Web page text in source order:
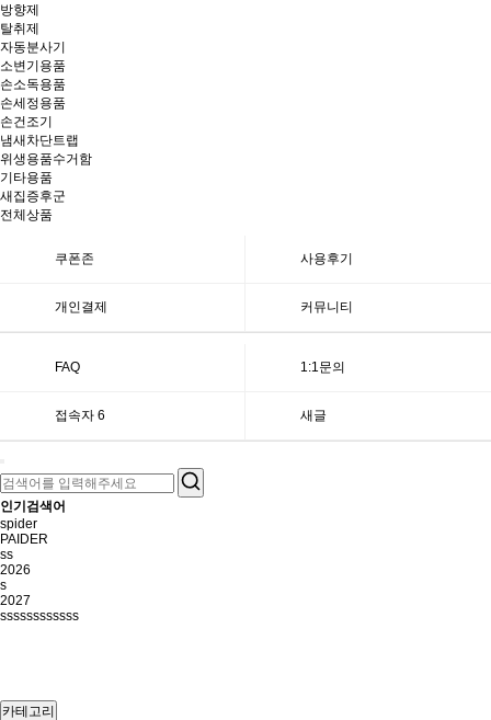
방향제
탈취제
자동분사기
소변기용품
손소독용품
손세정용품
손건조기
냄새차단트랩
위생용품수거함
기타용품
새집증후군
전체상품
쿠폰존 사용후기
개인결제 커뮤니티
FAQ 1:1문의
접속자 6 새글
인기검색어
spider
PAIDER
ss
2026
s
2027
ssssssssssss
카테고리